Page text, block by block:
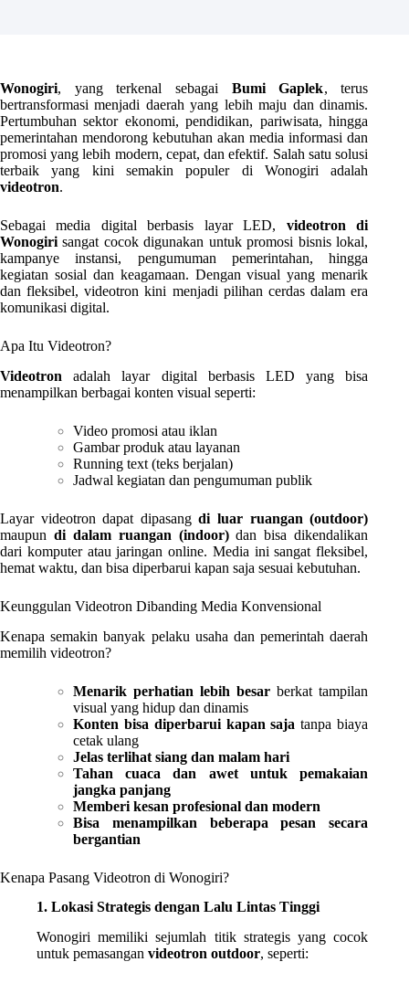
Wonogiri, yang terkenal sebagai Bumi Gaplek, terus
bertransformasi menjadi daerah yang lebih maju dan dinamis.
Pertumbuhan sektor ekonomi, pendidikan, pariwisata, hingga
pemerintahan mendorong kebutuhan akan media informasi dan
promosi yang lebih modern, cepat, dan efektif. Salah satu solusi
terbaik yang kini semakin populer di Wonogiri adalah
videotron.
Sebagai media digital berbasis layar LED, videotron di
Wonogiri sangat cocok digunakan untuk promosi bisnis lokal,
kampanye instansi, pengumuman pemerintahan, hingga
kegiatan sosial dan keagamaan. Dengan visual yang menarik
dan fleksibel, videotron kini menjadi pilihan cerdas dalam era
komunikasi digital.
Apa Itu Videotron?
Videotron adalah layar digital berbasis LED yang bisa
menampilkan berbagai konten visual seperti:
Video promosi atau iklan
Gambar produk atau layanan
Running text (teks berjalan)
Jadwal kegiatan dan pengumuman publik
Layar videotron dapat dipasangdi luar ruangan (outdoor)
maupun di dalam ruangan (indoor)dan bisa dikendalikan
dari komputer atau jaringan online. Media ini sangat fleksibel,
hemat waktu, dan bisa diperbarui kapan saja sesuai kebutuhan.
Keunggulan Videotron Dibanding Media Konvensional
Kenapa semakin banyak pelaku usaha dan pemerintah daerah
memilih videotron?
Menarik perhatian lebih besar berkat tampilan
visual yang hidup dan dinamis
Konten bisa diperbarui kapan saja tanpa biaya
cetak ulang
Jelas terlihat siang dan malam hari
Tahan cuaca dan awet untuk pemakaian
jangka panjang
Memberi kesan profesional dan modern
Bisa menampilkan beberapa pesan secara
bergantian
Kenapa Pasang Videotron di Wonogiri?
1. Lokasi Strategis dengan Lalu Lintas Tinggi
Wonogiri memiliki sejumlah titik strategis yang cocok
untuk pemasangan videotron outdoor, seperti: